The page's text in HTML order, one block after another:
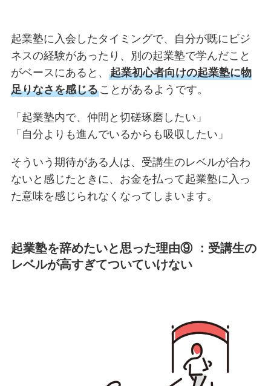
起業塾に入会したタイミングで、自分が既にビジ
ネスの経験があったり、別の起業塾で学んだこと
がベースにあると、 起業初心者向けの起業塾に物
足りなさを感じることがあるようです。
「起業塾内で、仲間と切磋琢磨したい」
「自分よりも進んでいるからも吸収したい」
そういう期待がある人は、受講生のレベルが合わ
ないと感じたときに、お金を払って起業塾に入っ
た意味を感じられなくなってしまいます。
起業塾を辞めたいと思った理由⑨ ：受講生の
レベルが高すぎてついていけない